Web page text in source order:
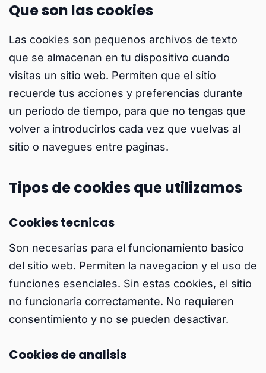
Que son las cookies
Las cookies son pequenos archivos de texto
que se almacenan en tu dispositivo cuando
visitas un sitio web. Permiten que el sitio
recuerde tus acciones y preferencias durante
un periodo de tiempo, para que no tengas que
volver a introducirlos cada vez que vuelvas al
sitio o navegues entre paginas.
Tipos de cookies que utilizamos
Cookies tecnicas
Son necesarias para el funcionamiento basico
del sitio web. Permiten la navegacion y el uso de
funciones esenciales. Sin estas cookies, el sitio
no funcionaria correctamente. No requieren
consentimiento y no se pueden desactivar.
Cookies de analisis